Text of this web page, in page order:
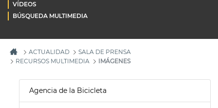
VÍDEOS
BÚSQUEDA MULTIMEDIA
ACTUALIDAD
SALA DE PRENSA
RECURSOS MULTIMEDIA
IMÁGENES
Agencia de la Bicicleta